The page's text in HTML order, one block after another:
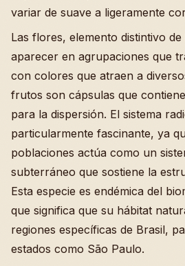
variar de suave a ligeramente
Las flores, elemento distintivo
aparecer en agrupaciones que
con colores que atraen a
frutos son cápsulas que
para la dispersión. El sistema
particularmente fascinante, ya
poblaciones actúa como un
subterráneo que sostiene la
Esta especie es endémica del
que significa que su hábitat
regiones específicas de Brasil,
estados como São Paulo.